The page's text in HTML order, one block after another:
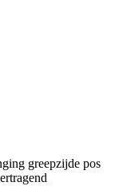
greepzijde pos